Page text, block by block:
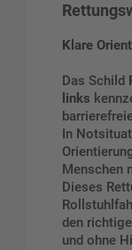
Klare
Das Schild
links
In
Menschen
Dieses
den
und ohne